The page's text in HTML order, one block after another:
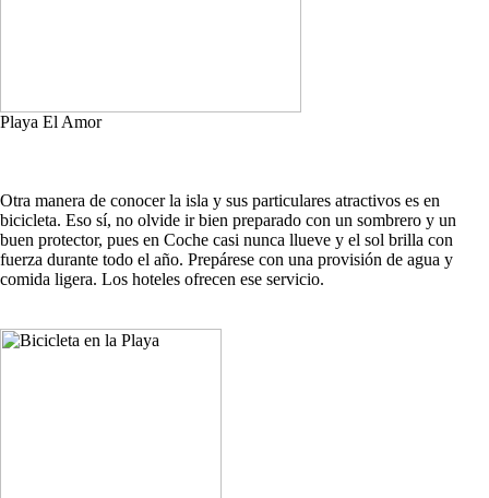
Playa El Amor
Otra manera de conocer la isla y sus particulares atractivos es en
bicicleta. Eso sí, no olvide ir bien preparado con un sombrero y un
buen protector, pues en Coche casi nunca llueve y el sol brilla con
fuerza durante todo el año. Prepárese con una provisión de agua y
comida ligera. Los hoteles ofrecen ese servicio.